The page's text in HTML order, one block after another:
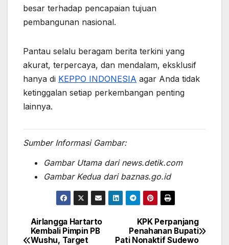
besar terhadap pencapaian tujuan
pembangunan nasional.
Pantau selalu beragam berita terkini yang
akurat, terpercaya, dan mendalam, eksklusif
hanya di KEPPO INDONESIA agar Anda tidak
ketinggalan setiap perkembangan penting
lainnya.
Sumber Informasi Gambar:
Gambar Utama dari news.detik.com
Gambar Kedua dari baznas.go.id
Post
KPK Perpanjang
Penahanan Bupati
Pati Nonaktif Sudewo
Airlangga Hartarto
Kembali Pimpin PB
Wushu, Target